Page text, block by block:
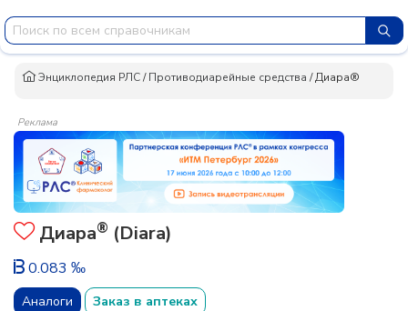
Энциклопедия РЛС/Противодиарейные средства /Диара®
Реклама
Диара® (Diara)
0.083 ‰
Аналоги Заказ в аптеках